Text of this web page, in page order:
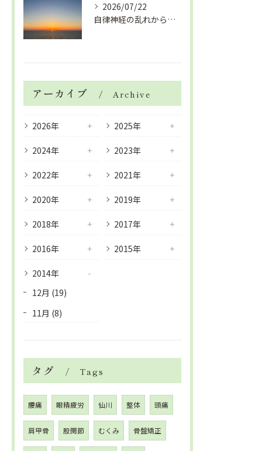
2026/07/22
自律神経の乱れから生活習慣病、血液循環の滞り
アーカイブ Archive
2026年 2025年
2024年 2023年
2022年 2021年
2020年 2019年
2018年 2017年
2016年 2015年
2014年
12月 (19)
11月 (8)
タグ Tags
腰痛 眼精疲労 仙川 整体 頭痛
肩甲骨 股関節 むくみ 骨盤矯正